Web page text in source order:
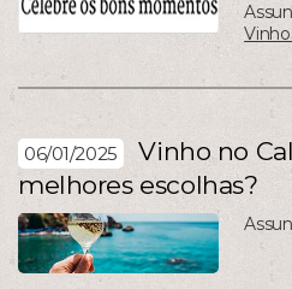
06/01/2025
Vinho no
melhores escolhas?